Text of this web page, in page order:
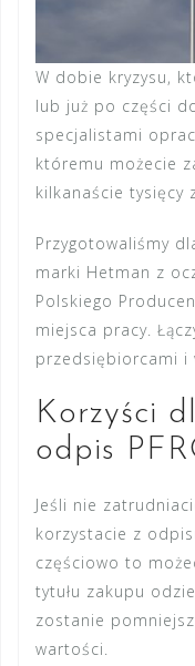
W dobie kryzysu,
lub już po części
specjalistami
któremu możecie
kilkanaście tysięcy
Przygotowaliśmy
marki Hetman z
Polskiego
miejsca pracy.
przedsiębiorcami i
Korzyści
odpis
Jeśli nie
korzystacie z
częściowo to
tytułu zakupu
zostanie
wartości.